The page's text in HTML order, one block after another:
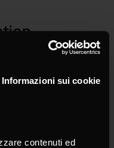
Informazioni sui cookie
contenuti ed